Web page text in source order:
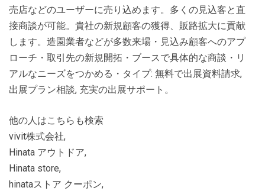
売店などのユーザーに売り込めます。多くの見込客と直
接商談が可能。貴社の新規顧客の獲得、販路拡大に貢献
します。造園業者などが多数来場・見込み顧客へのアプ
ローチ・取引先の新規開拓・ブースで具体的な商談・リ
アルなニーズをつかめる・タイプ: 無料で出展資料請求,
出展プラン相談, 充実の出展サポート。
他の人はこちらも検索
vivit株式会社,
Hinata アウトドア,
Hinata store,
hinataストア クーポン,